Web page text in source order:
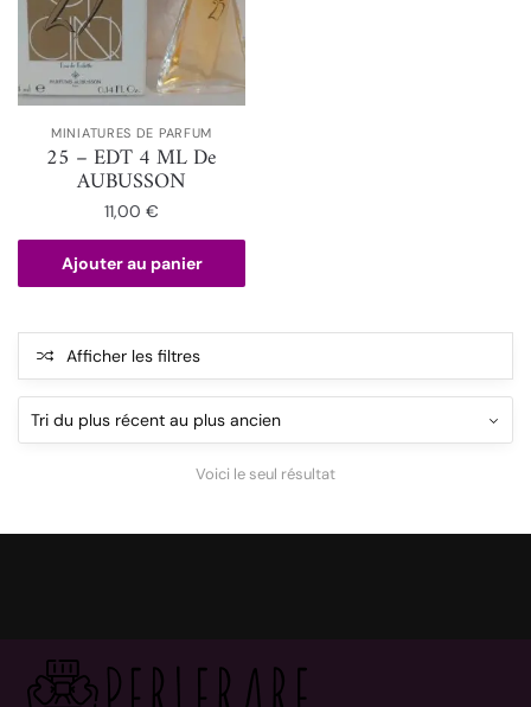
MINIATURES DE PARFUM
25 – EDT 4 ML De
AUBUSSON
11,00€
Ajouter au panier
Afficher les filtres
Voici le seul résultat